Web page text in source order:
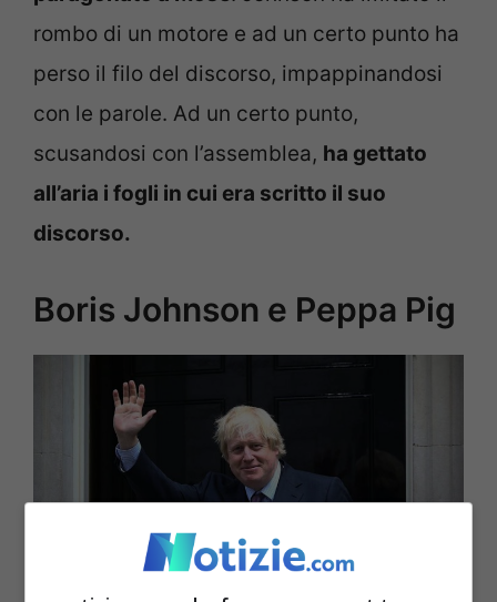
rombo di un motore e ad un certo punto ha
perso il filo del discorso, impappinandosi
con le parole. Ad un certo punto,
scusandosi con l’assemblea, ha gettato
all’aria i fogli in cui era scritto il suo
discorso.
Boris Johnson e Peppa Pig